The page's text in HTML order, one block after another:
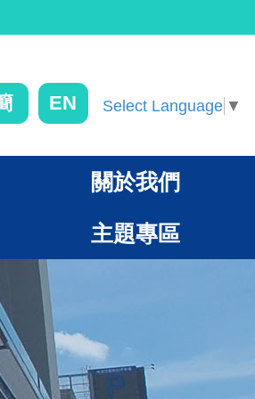
EN Select Language ▼
關於我們
主題專區